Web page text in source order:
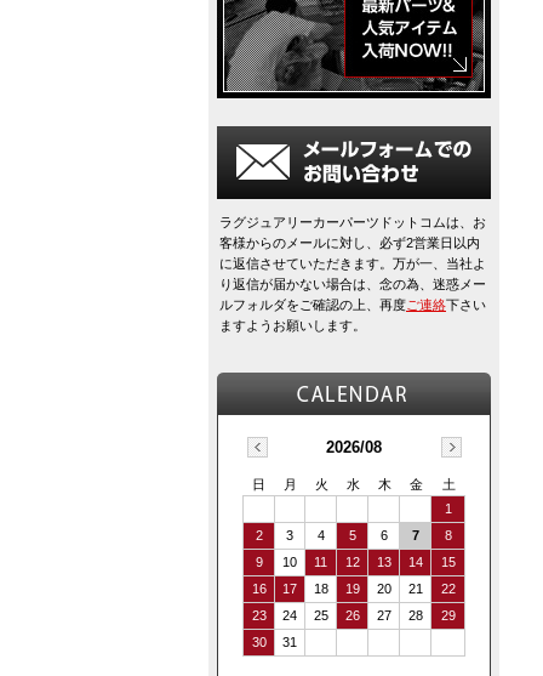
ラグジュアリーカーパーツドットコムは、お
客様からのメールに対し、必ず2営業日以内
に返信させていただきます。万が一、当社よ
り返信が届かない場合は、念の為、迷惑メー
ルフォルダをご確認の上、再度ご連絡下さい
ますようお願いします。
2026/08
日 月 火 水 木 金
土
1
2
3 4 5 6 7
8
9
10 11 12 13 14
15
16
17 18 19 20 21
22
23
24 25 26 27 28
29
30
31